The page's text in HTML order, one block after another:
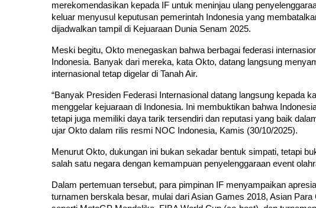
merekomendasikan kepada IF untuk meninjau ulang
keluar menyusul keputusan pemerintah Indonesia yang
dijadwalkan tampil di Kejuaraan Dunia Senam 2025.
Meski begitu, Okto menegaskan bahwa berbagai federasi
Indonesia. Banyak dari mereka, kata Okto, datang langsung
internasional tetap digelar di Tanah Air.
“Banyak Presiden Federasi Internasional datang langsung kepada
menggelar kejuaraan di Indonesia. Ini membuktikan bahwa
tetapi juga memiliki daya tarik tersendiri dan reputasi yang baik
ujar Okto dalam rilis resmi NOC Indonesia, Kamis (30/10/2025).
Menurut Okto, dukungan ini bukan sekadar bentuk simpati, tetapi
salah satu negara dengan kemampuan penyelenggaraan event
Dalam pertemuan tersebut, para pimpinan IF menyampaikan
turnamen berskala besar, mulai dari Asian Games 2018, Asian